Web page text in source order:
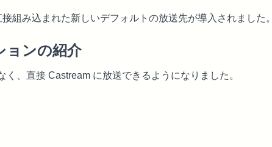
組み込まれた新しいデフォルトの放送先が導入されました。
ョンの紹介
、直接 Castream に放送できるようになりました。